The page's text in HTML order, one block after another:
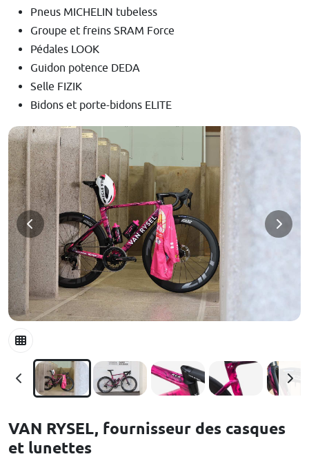
Pneus MICHELIN tubeless
Groupe et freins SRAM Force
Pédales LOOK
Guidon potence DEDA
Selle FIZIK
Bidons et porte-bidons ELITE
VAN RYSEL, fournisseur des casques
et lunettes